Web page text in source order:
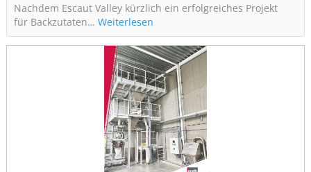
Nachdem Escaut Valley kürzlich ein erfolgreiches Projekt
für Backzutaten… Weiterlesen